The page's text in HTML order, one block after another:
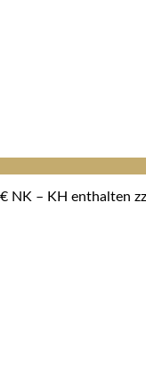
NK – KH enthalten